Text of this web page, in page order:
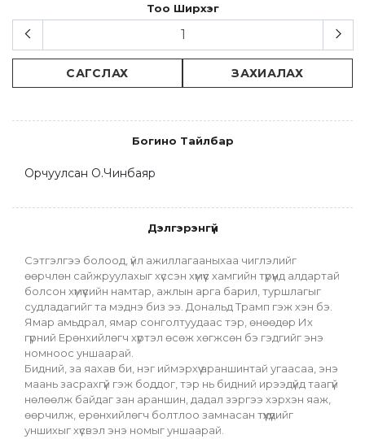
Тоо Ширхэг
САГСЛАХ ЗАХИАЛАХ
Богино Тайлбар
Орчуулсан О.Чинбаяр
Дэлгэрэнгүй
Сэтгэлгээ болоод, үйл ажиллагааныхаа чиглэлийг
өөрчлөн сайжруулахыг хүссэн хүмүүс хамгийн түрүүнд алдартай
болсон хүмүүсийн намтар, ажлын арга барил, туршлагыг
судладагийг та мэднэ биз ээ. Дональд Трамп гэж хэн бэ.
Ямар амьдрал, ямар сонголтуудаас тэр, өнөөдөр Их
гүрний Ерөнхийлөгч хүртэл өсөж хөгжсөн бэ гэдгийг энэ
номноос уншаарай.
Бидний, за яахав би, нэг иймэрхүү араншинтай угаасаа, энэ
маань засрахгүй гэж боддог, тэр нь бидний ирээдүйд таагүй
нөлөөлж байдаг зан араншин, дадал зэргээ хэрхэн яаж,
өөрчилж, ерөнхийлөгч болтлоо замнасан түүхүүдийг
уншихыг хүсвэл энэ номыг уншаарай.